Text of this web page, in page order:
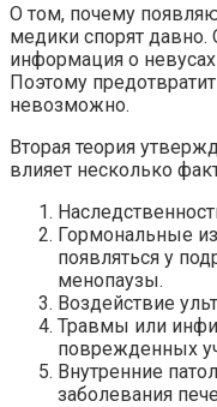
О том, почему
медики спорят давно.
информация о
Поэтому
невозможно.
Вторая теория
влияет несколько
Гормональные
появляться у
менопаузы.
Воздействие
Травмы или
поврежденных
Внутренние
заболевания